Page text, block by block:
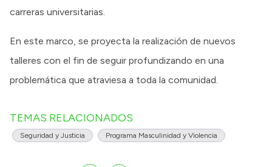
carreras universitarias.
En este marco, se proyecta la realización de nuevos
talleres con el fin de seguir profundizando en una
problemática que atraviesa a toda la comunidad.
TEMAS RELACIONADOS
Seguridad y Justicia Programa Masculinidad y Violencia